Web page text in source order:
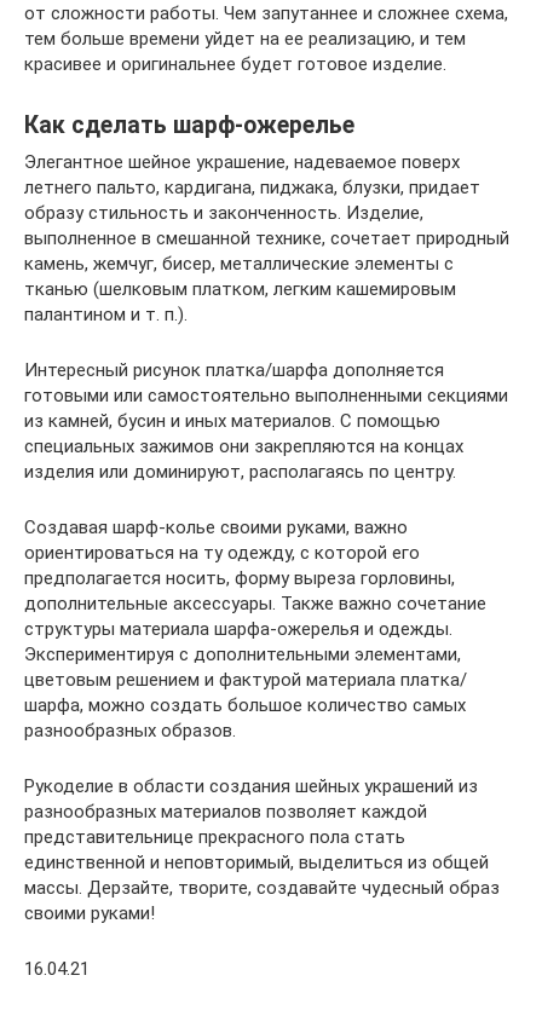
от сложности работы. Чем запутаннее и сложнее схема,
тем больше времени уйдет на ее реализацию, и тем
красивее и оригинальнее будет готовое изделие.
Как сделать шарф-ожерелье
Элегантное шейное украшение, надеваемое поверх
летнего пальто, кардигана, пиджака, блузки, придает
образу стильность и законченность. Изделие,
выполненное в смешанной технике, сочетает природный
камень, жемчуг, бисер, металлические элементы с
тканью (шелковым платком, легким кашемировым
палантином и т. п.).
Интересный рисунок платка/шарфа дополняется
готовыми или самостоятельно выполненными секциями
из камней, бусин и иных материалов. С помощью
специальных зажимов они закрепляются на концах
изделия или доминируют, располагаясь по центру.
Создавая шарф-колье своими руками, важно
ориентироваться на ту одежду, с которой его
предполагается носить, форму выреза горловины,
дополнительные аксессуары. Также важно сочетание
структуры материала шарфа-ожерелья и одежды.
Экспериментируя с дополнительными элементами,
цветовым решением и фактурой материала платка/
шарфа, можно создать большое количество самых
разнообразных образов.
Рукоделие в области создания шейных украшений из
разнообразных материалов позволяет каждой
представительнице прекрасного пола стать
единственной и неповторимый, выделиться из общей
массы. Дерзайте, творите, создавайте чудесный образ
своими руками!
16.04.21